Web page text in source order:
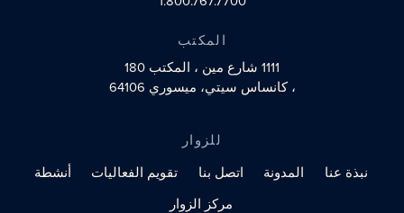
المكتب
1111 شارع مين
، المكتب 180
، كانساس سيتي، ميسوري 64106
للزوار
نبذة عنا
المدونة اتصل بنا تقويم الفعاليات
أنشطة
مركز الزوار